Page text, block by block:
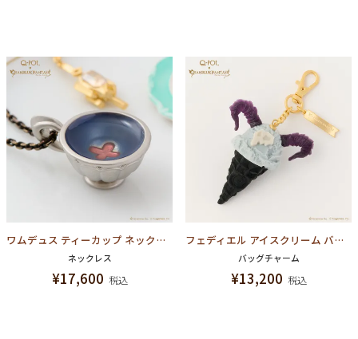
ワムデュス ティーカップ ネックレス【グランブルーファンタジー コラボ】
ネックレス
¥17,600 税込
フェディエル アイスクリーム バッグチャーム【グランブルーファンタジー コラボ】
バッグチャーム
¥13,200 税込